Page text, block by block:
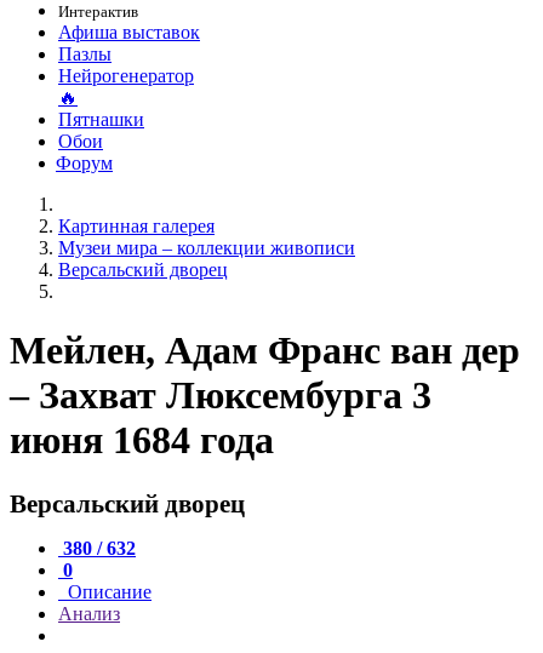
Интерактив
Афиша выставок
Пазлы
Нейрогенератор
🔥
Пятнашки
Обои
Форум
Картинная галерея
Музеи мира – коллекции живописи
Версальский дворец
Мейлен, Адам Франс ван дер
– Захват Люксембурга 3
июня 1684 года
Версальский дворец
380 / 632
0
Описание
Анализ